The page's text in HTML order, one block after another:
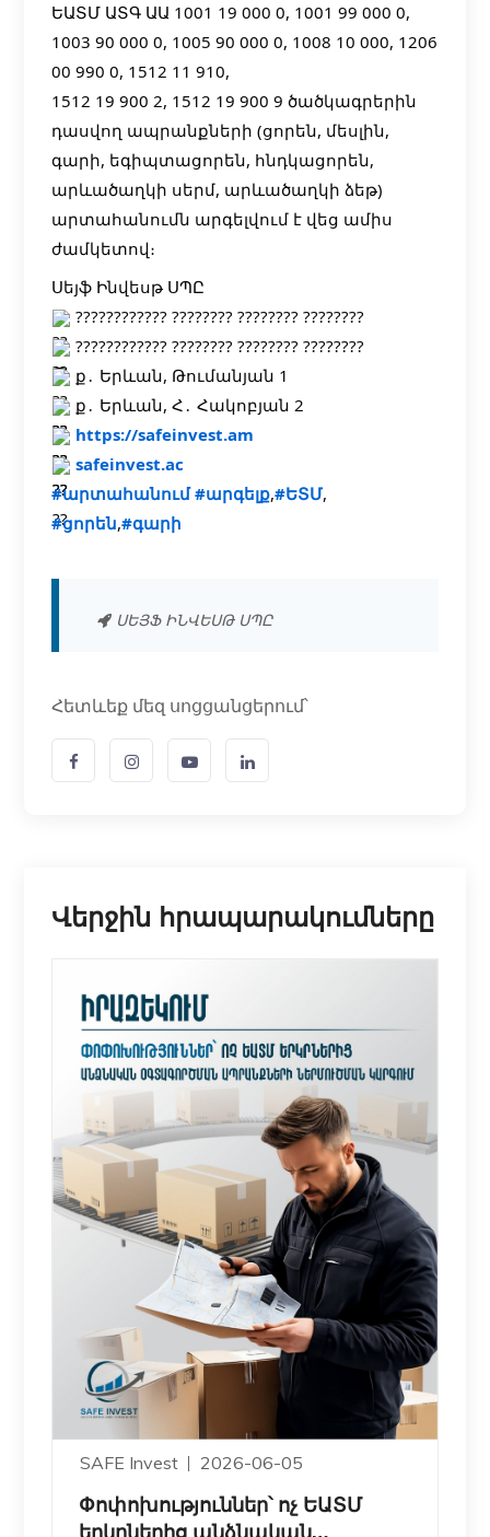
ԵԱՏՄ ԱՏԳ ԱԱ 1001 19 000 0, 1001 99 000 0,
1003 90 000 0, 1005 90 000 0, 1008 10 000, 1206
00 990 0, 1512 11 910,
1512 19 900 2, 1512 19 900 9 ծածկագրերին
դասվող ապրանքների (ցորեն, մեսլին,
գարի, եգիպտացորեն, հնդկացորեն,
արևածաղկի սերմ, արևածաղկի ձեթ)
արտահանումն արգելվում է վեց ամիս
ժամկետով։
Սեյֆ Ինվեսթ ՍՊԸ
???????????? ???????? ???????? ????????
???????????? ???????? ???????? ????????
ք․ Երևան, Թումանյան 1
ք․ Երևան, Հ․ Հակոբյան 2
https://safeinvest.am
safeinvest.ac
#արտահանում #արգելք,#ԵՏՄ,
#ցորեն,#գարի
ՍԵՅՖ ԻՆՎԵՍԹ ՍՊԸ
Հետևեք մեզ սոցցանցերում՝
Վերջին հրապարակումները
SAFE Invest 2026-06-05
Փոփոխություններ՝ ոչ ԵԱՏՄ